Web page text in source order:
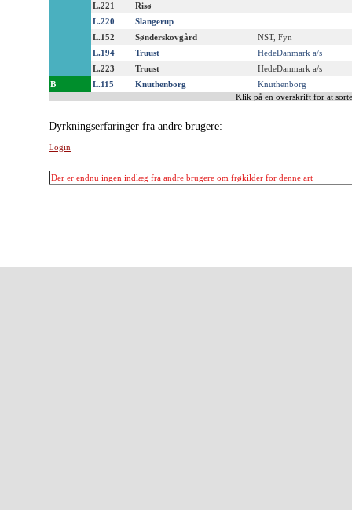
L.221
Risø
L.220
Slangerup
L.152
Sønderskovgård
NST, Fyn
L.194
Truust
HedeDanmark a/s
L.223
Truust
HedeDanmark a/s
B
L.115 Knuthenborg
Knuthenborg
Klik på en overskrift for at
Dyrkningserfaringer fra andre brugere:
Login
Der er endnu ingen indlæg fra andre brugere om frøkilder for denne art